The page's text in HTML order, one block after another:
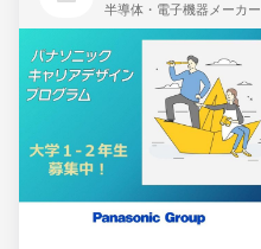
半導体・電子機器メーカー